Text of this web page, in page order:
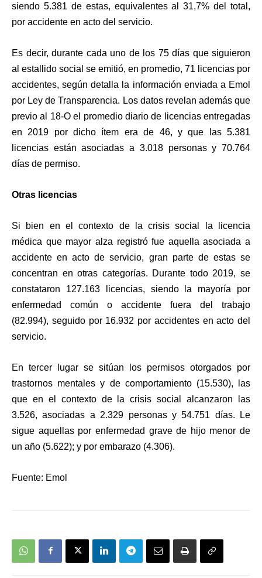
siendo 5.381 de estas, equivalentes al 31,7% del total,
por accidente en acto del servicio.
Es decir, durante cada uno de los 75 días que siguieron
al estallido social se emitió, en promedio, 71 licencias por
accidentes, según detalla la información enviada a Emol
por Ley de Transparencia. Los datos revelan además que
previo al 18-O el promedio diario de licencias entregadas
en 2019 por dicho ítem era de 46, y que las 5.381
licencias están asociadas a 3.018 personas y 70.764
días de permiso.
Otras licencias
Si bien en el contexto de la crisis social la licencia
médica que mayor alza registró fue aquella asociada a
accidente en acto de servicio, gran parte de estas se
concentran en otras categorías. Durante todo 2019, se
constataron 127.163 licencias, siendo la mayoría por
enfermedad común o accidente fuera del trabajo
(82.994), seguido por 16.932 por accidentes en acto del
servicio.
En tercer lugar se sitúan los permisos otorgados por
trastornos mentales y de comportamiento (15.530), las
que en el contexto de la crisis social alcanzaron las
3.526, asociadas a 2.329 personas y 54.751 días. Le
sigue aquellas por enfermedad grave de hijo menor de
un año (5.622); y por embarazo (4.306).
Fuente: Emol